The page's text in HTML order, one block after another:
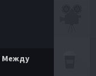
Между